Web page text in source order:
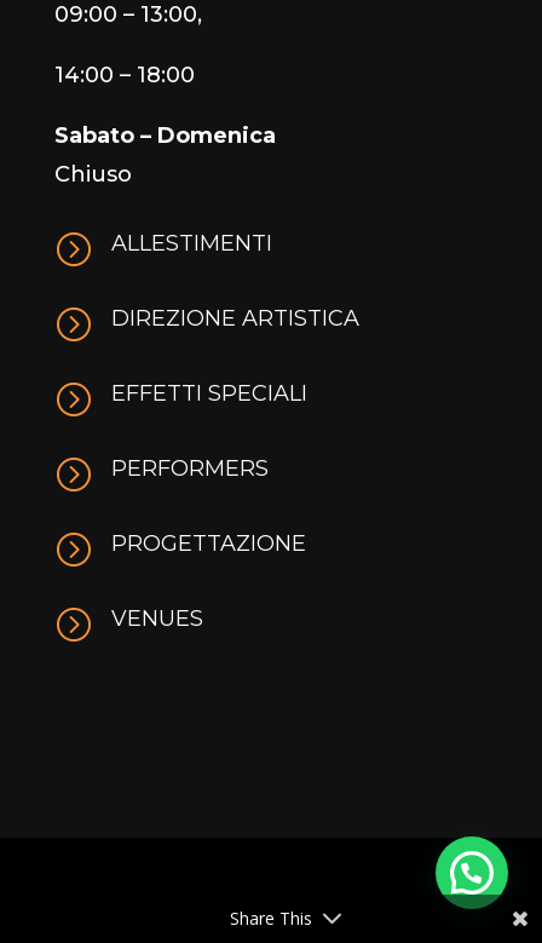
09:00 – 13:00,
14:00 – 18:00
Sabato – Domenica
Chiuso
= ALLESTIMENTI
= DIREZIONE ARTISTICA
= EFFETTI SPECIALI
= PERFORMERS
= PROGETTAZIONE
= VENUES
Share This